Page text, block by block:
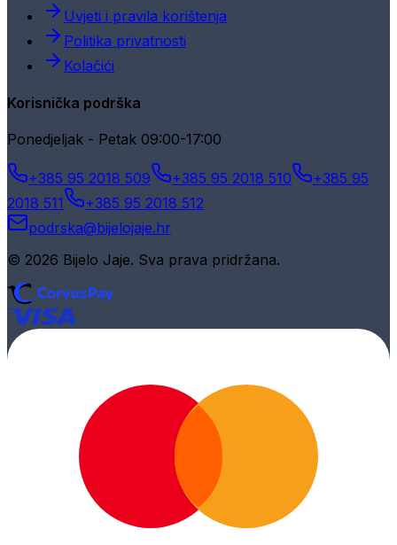
Uvjeti i pravila korištenja
Politika privatnosti
Kolačići
Korisnička podrška
Ponedjeljak - Petak 09:00-17:00
+385 95 2018 509 +385 95 2018 510
+385 95
2018 511
+385 95 2018 512
podrska@bijelojaje.hr
© 2026 Bijelo Jaje. Sva prava pridržana.